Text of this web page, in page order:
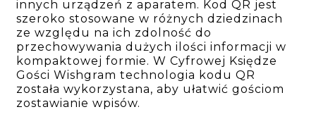
innych urządzeń z aparatem. Kod QR jest
szeroko stosowane w różnych dziedzinach
ze względu na ich zdolność do
przechowywania dużych ilości informacji w
kompaktowej formie. W Cyfrowej Księdze
Gości Wishgram technologia kodu QR
została wykorzystana, aby ułatwić gościom
zostawianie wpisów.